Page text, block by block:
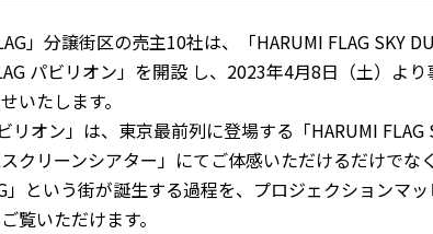
」分譲街区の売主10社は、「HARUMI FLAG SKY
パビリオン」を開設 し、2023年4月8日（土）よ
いたします。
リオン」は、東京最前列に登場する「HARUMI FLAG
クリーンシアター」にてご体感いただけるだけでな
」という街が誕生する過程を、プロジェクションマ
覧いただけます。